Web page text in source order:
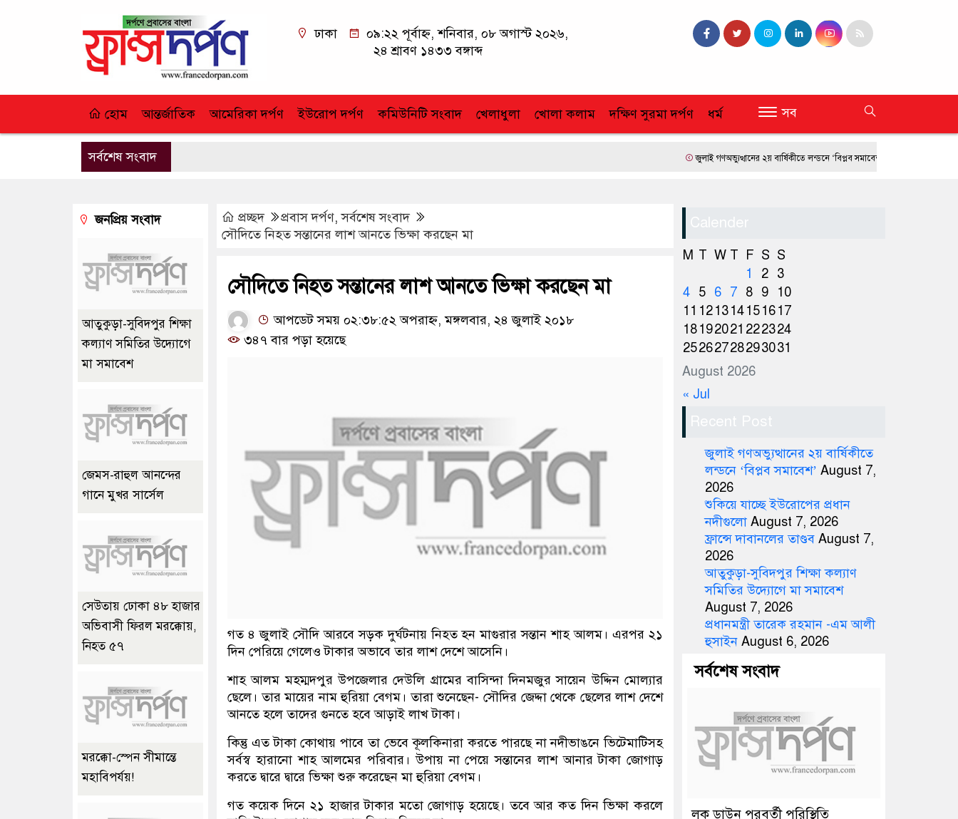
ঢাকা
০৯:২২ পূর্বাহ্ন, শনিবার, ০৮ অগাস্ট ২০২৬,
২৪ শ্রাবণ ১৪৩৩ বঙ্গাব্দ
হোম আন্তর্জাতিক আমেরিকা দর্পণ ইউরোপ দর্পণ কমিউনিটি সংবাদ খেলাধুলা খোলা কলাম দক্ষিণ সুরমা দর্পণ ধর্ম সব
সর্বশেষ সংবাদ জুলাই গণঅভ্যুত্থানের ২য় বার্ষিকীতে লন্ডনে ‘বিপ্লব সমাবেশ’
প্রচ্ছদ প্রবাস দর্পণ,সর্বশেষ সংবাদ
সৌদিতে নিহত সন্তানের লাশ আনতে ভিক্ষা করছেন মা
সৌদিতে নিহত সন্তানের লাশ আনতে ভিক্ষা করছেন মা
আপডেট সময় ০২:৩৮:৫২ অপরাহ্ন, মঙ্গলবার, ২৪ জুলাই ২০১৮
৩৪৭ বার পড়া হয়েছে
গত ৪ জুলাই সৌদি আরবে সড়ক দুর্ঘটনায় নিহত হন মাগুরার সন্তান শাহ আলম। এরপর ২১
দিন পেরিয়ে গেলেও টাকার অভাবে তার লাশ দেশে আসেনি।
শাহ আলম মহম্মদপুর উপজেলার দেউলি গ্রামের বাসিন্দা দিনমজুর সায়েন উদ্দিন মোল্যার
ছেলে। তার মায়ের নাম হুরিয়া বেগম। তারা শুনেছেন- সৌদির জেদ্দা থেকে ছেলের লাশ দেশে
আনতে হলে তাদের গুনতে হবে আড়াই লাখ টাকা।
কিন্তু এত টাকা কোথায় পাবে তা ভেবে কূলকিনারা করতে পারছে না নদীভাঙনে ভিটেমাটিসহ
সর্বস্ব হারানো শাহ আলমের পরিবার। উপায় না পেয়ে সন্তানের লাশ আনার টাকা জোগাড়
করতে দ্বারে দ্বারে ভিক্ষা শুরু করেছেন মা হুরিয়া বেগম।
গত কয়েক দিনে ২১ হাজার টাকার মতো জোগাড় হয়েছে। তবে আর কত দিন ভিক্ষা করলে
জনপ্রিয় সংবাদ
আতুকুড়া-সুবিদপুর শিক্ষা
কল্যাণ সমিতির উদ্যোগে
মা সমাবেশ
জেমস-রাহুল আনন্দের
গানে মুখর সার্সেল
সেউতায় ঢোকা ৪৮ হাজার
অভিবাসী ফিরল মরক্কোয়,
নিহত ৫৭
মরক্কো-স্পেন সীমান্তে
মহাবিপর্যয়!
Calender
August 2026
M T W T F S S
1
2 3
4 5 6 7 8 9
10
11 121314151617
18192021 222324
25262728293031
« Jul
Recent Post
জুলাই গণঅভ্যুত্থানের ২য় বার্ষিকীতে
লন্ডনে ‘বিপ্লব সমাবেশ’ August 7,
2026
শুকিয়ে যাচ্ছে ইউরোপের প্রধান
নদীগুলো August 7, 2026
ফ্রান্সে দাবানলের তাণ্ডব August 7,
2026
আতুকুড়া-সুবিদপুর শিক্ষা কল্যাণ
সমিতির উদ্যোগে মা সমাবেশ
August 7, 2026
প্রধানমন্ত্রী তারেক রহমান -এম আলী
হুসাইন August 6, 2026
সর্বশেষ সংবাদ
লক ডাউন পরবর্তী পরিস্থিতি